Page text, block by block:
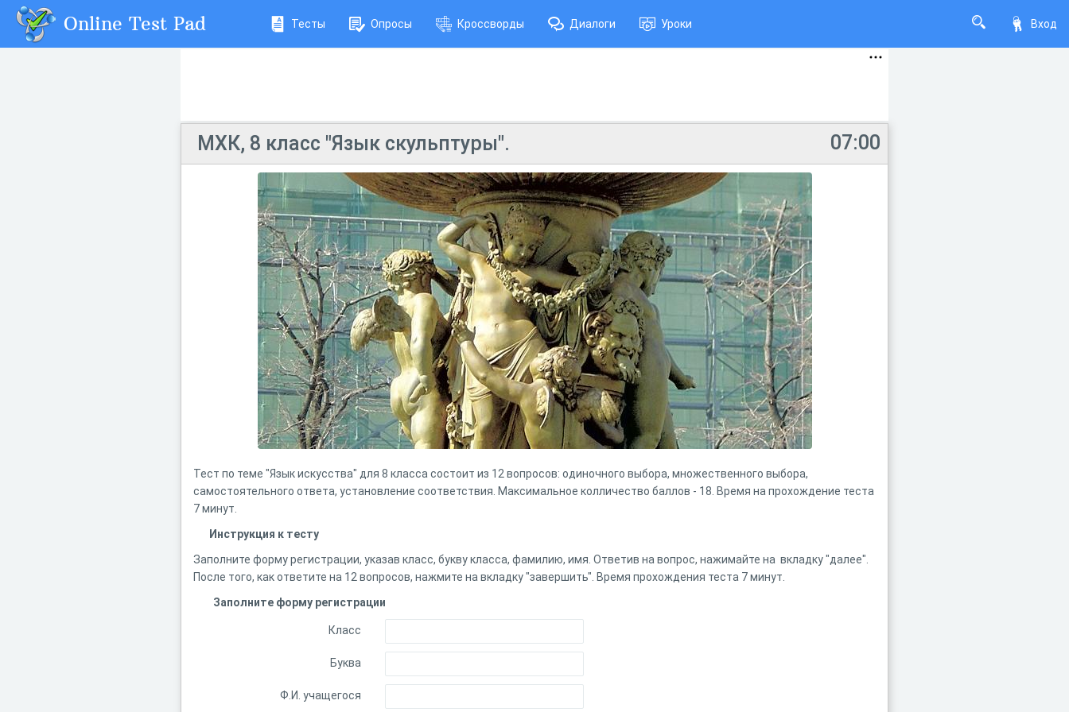
Вход
Online Test Pad Тесты Опросы Кроссворды Диалоги Уроки
07:00
МХК, 8 класс "Язык скульптуры".
Тест по теме "Язык искусства" для 8 класса состоит из 12 вопросов: одиночного выбора, множественного выбора,
самостоятельного ответа, установление соответствия. Максимальное колличество баллов - 18. Время на прохождение теста
7 минут.
Инструкция к тесту
Заполните форму регистрации, указав класс, букву класса, фамилию, имя. Ответив на вопрос, нажимайте на вкладку "далее".
После того, как ответите на 12 вопросов, нажмите на вкладку "завершить". Время прохождения теста 7 минут.
Заполните форму регистрации
Класс
Буква
Ф.И. учащегося